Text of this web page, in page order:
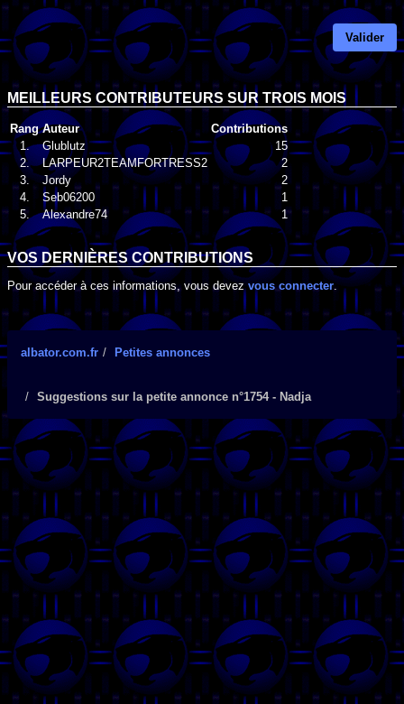
Valider
MEILLEURS CONTRIBUTEURS SUR TROIS MOIS
Rang Auteur
Contributions
1.
Glublutz
15
2.
LARPEUR2TEAMFORTRESS2
2
3.
Jordy
2
4.
Seb06200
1
5.
Alexandre74 1
VOS DERNIÈRES CONTRIBUTIONS
Pour accéder à ces informations, vous devezvous connecter.
albator.com.fr Petites annonces
Suggestions sur la petite annonce n°1754 - Nadja